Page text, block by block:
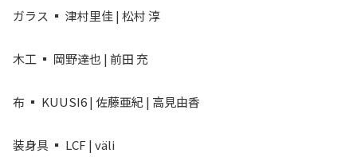
ガラス ▪ 津村里佳 | 松村 淳
木工 ▪ 岡野達也 | 前田 充
布 ▪ KUUSI6 | 佐藤亜紀 | 高見由香
装身具 ▪ LCF | väli